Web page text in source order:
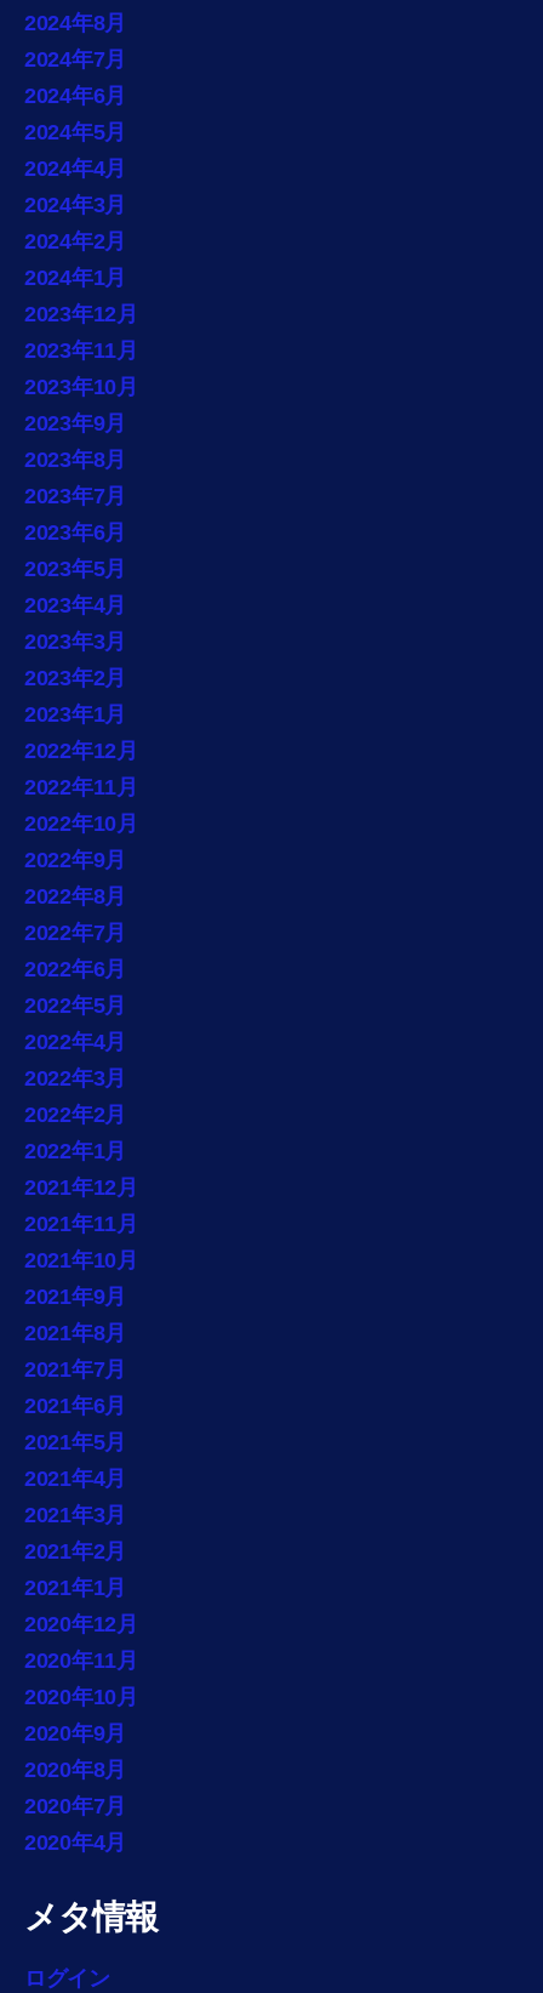
2024年8月
2024年7月
2024年6月
2024年5月
2024年4月
2024年3月
2024年2月
2024年1月
2023年12月
2023年11月
2023年10月
2023年9月
2023年8月
2023年7月
2023年6月
2023年5月
2023年4月
2023年3月
2023年2月
2023年1月
2022年12月
2022年11月
2022年10月
2022年9月
2022年8月
2022年7月
2022年6月
2022年5月
2022年4月
2022年3月
2022年2月
2022年1月
2021年12月
2021年11月
2021年10月
2021年9月
2021年8月
2021年7月
2021年6月
2021年5月
2021年4月
2021年3月
2021年2月
2021年1月
2020年12月
2020年11月
2020年10月
2020年9月
2020年8月
2020年7月
2020年4月
メタ情報
ログイン